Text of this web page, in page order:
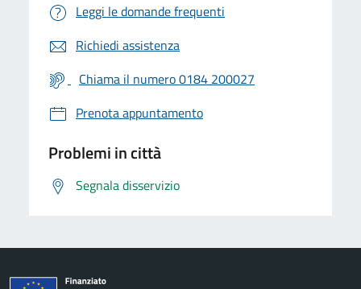
Leggi le domande frequenti
Richiedi assistenza
Chiama il numero 0184 200027
Prenota appuntamento
Problemi in città
Segnala disservizio